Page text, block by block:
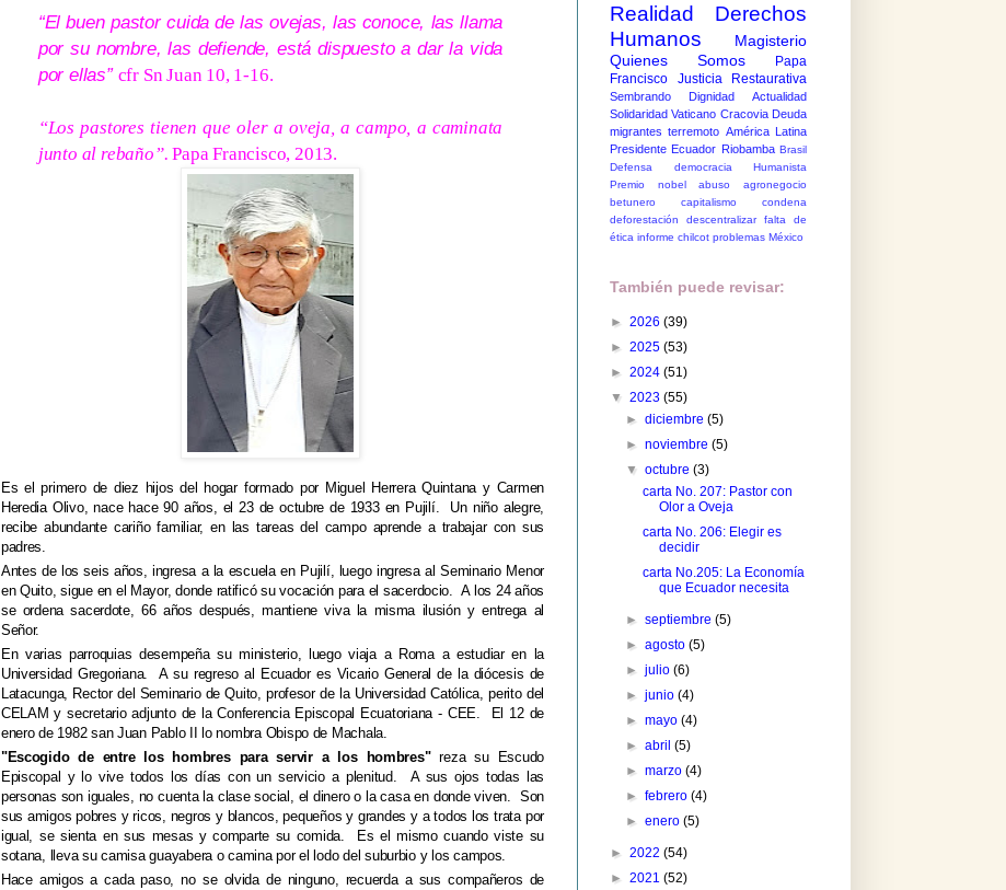
“El buen pastor cuida de las ovejas, las conoce, las llama
por su nombre, las defiende, está dispuesto a dar la vida
por ellas” cfr Sn Juan 10, 1-16.
“Los pastores tienen que oler a oveja, a campo, a caminata
junto al rebaño”.Papa Francisco, 2013.
Es el primero de diez hijos del hogar formado por Miguel Herrera Quintana y Carmen
Heredia Olivo, nace hace 90 años, el 23 de octubre de 1933 en Pujilí. Un niño alegre,
recibe abundante cariño familiar, en las tareas del campo aprende a trabajar con sus
padres.
Antes de los seis años, ingresa a la escuela en Pujilí, luego ingresa al Seminario Menor
en Quito, sigue en el Mayor, donde ratificó su vocación para el sacerdocio. A los 24 años
se ordena sacerdote, 66 años después, mantiene viva la misma ilusión y entrega al
Señor.
En varias parroquias desempeña su ministerio, luego viaja a Roma a estudiar en la
Universidad Gregoriana. A su regreso al Ecuador es Vicario General de la diócesis de
Latacunga, Rector del Seminario de Quito, profesor de la Universidad Católica, perito del
CELAM y secretario adjunto de la Conferencia Episcopal Ecuatoriana - CEE. El 12 de
enero de 1982 san Juan Pablo II lo nombra Obispo de Machala.
"Escogido de entre los hombres para servir a los hombres"reza su Escudo
Episcopal y lo vive todos los días con un servicio a plenitud. A sus ojos todas las
personas son iguales, no cuenta la clase social, el dinero o la casa en donde viven. Son
sus amigos pobres y ricos, negros y blancos, pequeños y grandes y a todos los trata por
igual, se sienta en sus mesas y comparte su comida. Es el mismo cuando viste su
sotana, lleva su camisa guayabera o camina por el lodo del suburbio y los campos.
Hace amigos a cada paso, no se olvida de ninguno, recuerda a sus compañeros de
Realidad
Derechos
Humanos
Magisterio
Quienes Somos
Papa
Francisco
Justicia Restaurativa
Sembrando Dignidad
Actualidad
Solidaridad Vaticano Cracovia Deuda
migrantes terremoto América Latina
Presidente Ecuador Riobamba Brasil
Defensa democracia
Humanista
Premio nobel
abuso
agronegocio
betunero
capitalismo
condena
deforestación
descentralizar
falta de
ética informe chilcot problemas México
También puede revisar:
► 2026 (39)
► 2025 (53)
► 2024 (51)
▼ 2023 (55)
►diciembre(5)
►noviembre(5)
▼octubre(3)
carta No. 207: Pastor con
Olor a Oveja
carta No. 206: Elegir es
decidir
carta No.205: La Economía
que Ecuador necesita
►septiembre(5)
►agosto(5)
►julio(6)
►junio(4)
►mayo(4)
►abril(5)
►marzo(4)
►febrero(4)
►enero(5)
► 2022 (54)
► 2021 (52)